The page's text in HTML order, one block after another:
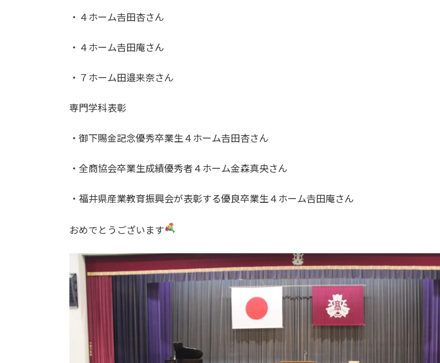
・４ホーム𠮷田杏さん
・４ホーム𠮷田庵さん
・７ホーム田邉来奈さん
専門学科表彰
・御下賜金記念優秀卒業生４ホーム𠮷田杏さん
・全商協会卒業生成績優秀者４ホーム金森真央さん
・福井県産業教育振興会が表彰する優良卒業生４ホーム𠮷田庵さん
おめでとうございます